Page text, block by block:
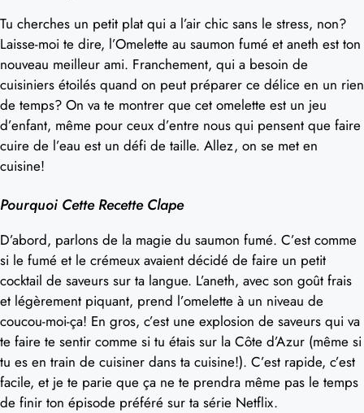
Tu cherches un petit plat qui a l’air chic sans le stress, non?
Laisse-moi te dire, l’Omelette au saumon fumé et aneth est ton
nouveau meilleur ami. Franchement, qui a besoin de
cuisiniers étoilés quand on peut préparer ce délice en un rien
de temps? On va te montrer que cet omelette est un jeu
d’enfant, même pour ceux d’entre nous qui pensent que faire
cuire de l’eau est un défi de taille. Allez, on se met en
cuisine!
Pourquoi Cette Recette Clape
D’abord, parlons de la magie du saumon fumé. C’est comme
si le fumé et le crémeux avaient décidé de faire un petit
cocktail de saveurs sur ta langue. L’aneth, avec son goût frais
et légèrement piquant, prend l’omelette à un niveau de
coucou-moi-ça! En gros, c’est une explosion de saveurs qui va
te faire te sentir comme si tu étais sur la Côte d’Azur (même si
tu es en train de cuisiner dans ta cuisine!). C’est rapide, c’est
facile, et je te parie que ça ne te prendra même pas le temps
de finir ton épisode préféré sur ta série Netflix.